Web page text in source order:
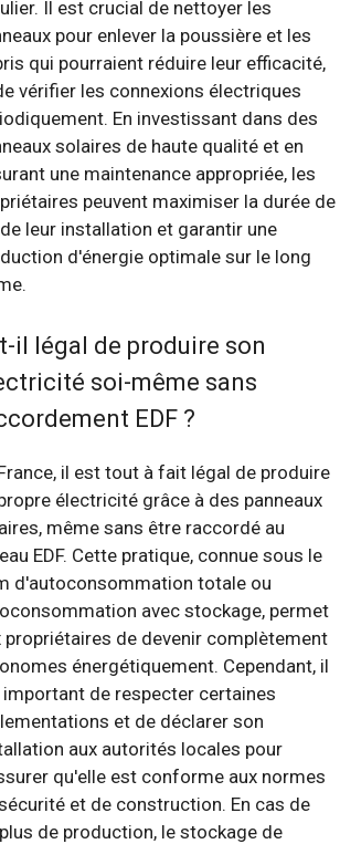
Il est crucial de nettoyer les
pour enlever la poussière et les
qui pourraient réduire leur efficacité,
vérifier les connexions électriques
En investissant dans des
solaires de haute qualité et en
une maintenance appropriée, les
peuvent maximiser la durée de
leur installation et garantir une
d'énergie optimale sur le long
il légal de produire son
soi-même sans
EDF ?
il est tout à fait légal de produire
électricité grâce à des panneaux
même sans être raccordé au
EDF. Cette pratique, connue sous le
d'autoconsommation totale ou
avec stockage, permet
propriétaires de devenir complètement
énergétiquement. Cependant, il
de respecter certaines
et de déclarer son
aux autorités locales pour
qu'elle est conforme aux normes
et de construction. En cas de
de production, le stockage de